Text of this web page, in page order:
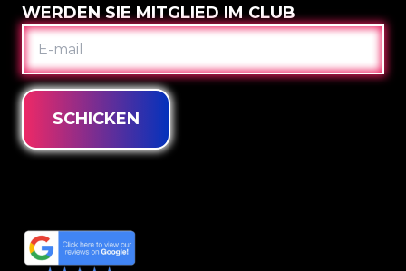
WERDEN SIE MITGLIED IM CLUB
E-
MAIL
SCHICKEN